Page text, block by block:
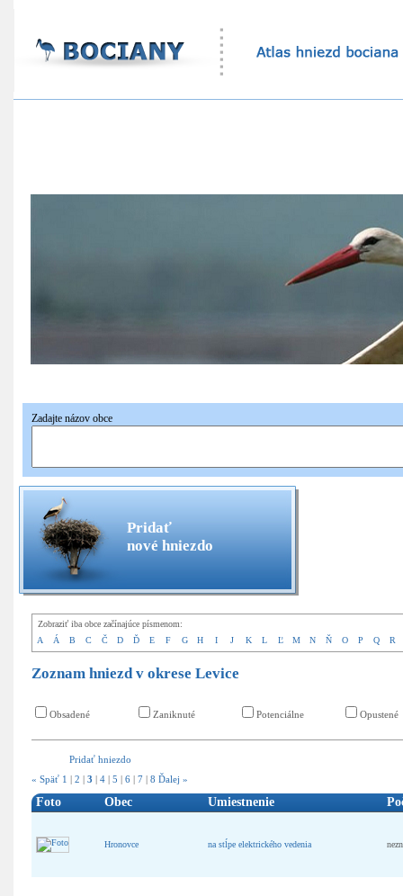
Zadajte názov obce
Pridať
nové hniezdo
Zobraziť iba obce začínajúce písmenom:
A
Á B C Č D Ď E F G H I J K L Ľ M N Ň O P Q R
Zoznam hniezd v okrese Levice
Obsadené Zaniknuté Potenciálne Opustené
Pridať hniezdo
« Späť 1 2 3 4 5 6 7 8 Ďalej »
Foto Obec Umiestnenie
Hronovce na stĺpe elektrického vedenia